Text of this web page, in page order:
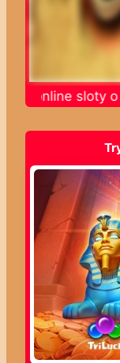
online sloty o